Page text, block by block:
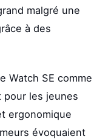
malgré une
à des
Watch SE comme
pour les jeunes
ergonomique
évoquaient